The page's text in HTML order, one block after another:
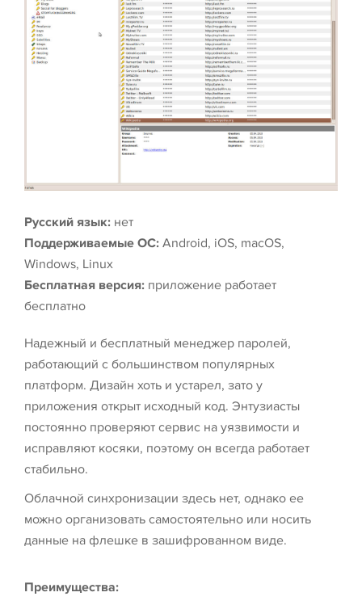
Русский язык: нет
Поддерживаемые ОС: Android, iOS, macOS,
Windows, Linux
Бесплатная версия: приложение работает
бесплатно
Надежный и бесплатный менеджер паролей,
работающий с большинством популярных
платформ. Дизайн хоть и устарел, зато у
приложения открыт исходный код. Энтузиасты
постоянно проверяют сервис на уязвимости и
исправляют косяки, поэтому он всегда работает
стабильно.
Облачной синхронизации здесь нет, однако ее
можно организовать самостоятельно или носить
данные на флешке в зашифрованном виде.
Преимущества: